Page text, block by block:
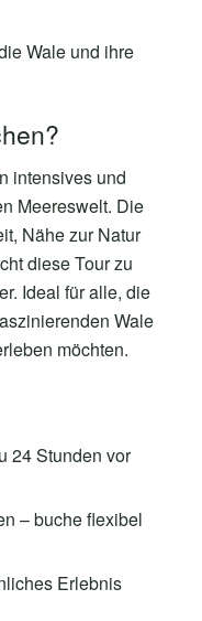
Wale und ihre
intensives und
Meereswelt. Die
Nähe zur Natur
diese Tour zu
Ideal für alle, die
Wale
möchten.
24 Stunden vor
– buche flexibel
Erlebnis